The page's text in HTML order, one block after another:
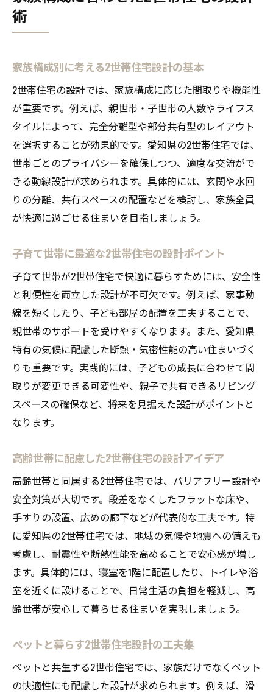
術
家族構成別に考える2世帯住宅設計の基本
2世帯住宅の設計では、家族構成に応じた間取りや機能性
が重要です。例えば、親世帯・子世帯の人数やライフス
タイルによって、完全分離型や部分共有型のレイアウト
を選択することが効果的です。愛知県の2世帯住宅では、
世帯ごとのプライバシーを確保しつつ、適度な交流がで
きる動線設計が求められます。具体的には、玄関や水回
りの分離、共有スペースの配置などを検討し、家族全員
が快適に過ごせる住まいを目指しましょう。
子育て世帯に最適な2世帯住宅の設計ポイント
子育て世帯が2世帯住宅で快適に暮らすためには、安全性
と利便性を両立した設計が不可欠です。例えば、家事動
線を短くしたり、子ども部屋の配置を工夫することで、
親世帯のサポートを受けやすくなります。また、愛知県
特有の気候に配慮した断熱・気密性能の高い住まいづく
りも重要です。実践的には、子どもの成長に合わせて間
取りが変更できる可変性や、親子で共有できるリビング
スペースの確保など、将来を見据えた設計がポイントと
なります。
高齢世帯に配慮した2世帯住宅の設計アイデア
高齢世帯と同居する2世帯住宅では、バリアフリー設計や
安全対策が大切です。段差をなくしたフラットな床や、
手すりの設置、広めの廊下などが代表的な工夫です。特
に愛知県の2世帯住宅では、地域の気候や地震への備えも
考慮し、耐震性や断熱性能を高めることで安心感が増し
ます。具体的には、寝室を1階に配置したり、トイレや浴
室を近くに設けることで、日常生活の負担を軽減し、高
齢世帯が安心して暮らせる住まいを実現しましょう。
ペットと暮らす2世帯住宅設計の工夫集
ペットと共生する2世帯住宅では、家族だけでなくペット
の快適性にも配慮した設計が求められます。例えば、滑